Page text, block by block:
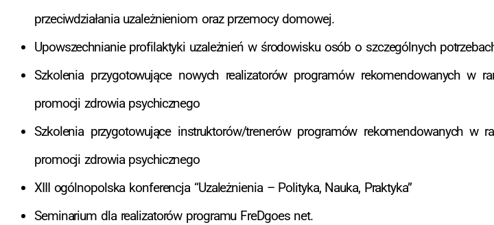
przeciwdziałania uzależnieniom oraz przemocy domowej.
Upowszechnianie profilaktyki uzależnień w środowisku osób o szczególnych
Szkolenia przygotowujące nowych realizatorów programów rekomendowanych w
promocji zdrowia psychicznego
Szkolenia przygotowujące instruktorów/trenerów programów rekomendowanych w
promocji zdrowia psychicznego
XIII ogólnopolska konferencja “Uzależnienia – Polityka, Nauka, Praktyka”
Seminarium dla realizatorów programu FreDgoes net.